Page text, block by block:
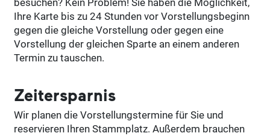
besuchen? Kein Problem! Sie haben die Möglichkeit,
Ihre Karte bis zu 24 Stunden vor Vorstellungsbeginn
gegen die gleiche Vorstellung oder gegen eine
Vorstellung der gleichen Sparte an einem anderen
Termin zu tauschen.
Zeitersparnis
Wir planen die Vorstellungstermine für Sie und
reservieren Ihren Stammplatz. Außerdem brauchen